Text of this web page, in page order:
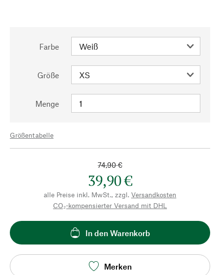
Farbe
Größe
Menge
Größentabelle
74,90 €
39,90 €
alle Preise inkl. MwSt., zzgl. Versandkosten
CO₂-kompensierter Versand mit DHL
In den Warenkorb
Merken